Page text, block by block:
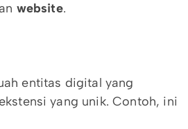
website.
entitas digital yang
yang unik. Contoh, ini